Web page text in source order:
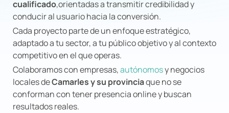
cualificado,orientadas a transmitir credibilidad y
conducir al usuario hacia la conversión.
Cada proyecto parte de un enfoque estratégico,
adaptado a tu sector, a tu público objetivo y al contexto
competitivo en el que operas.
Colaboramos con empresas,autónomosy negocios
locales deCamarles y su provinciaque no se
conforman con tener presencia online y buscan
resultados reales.